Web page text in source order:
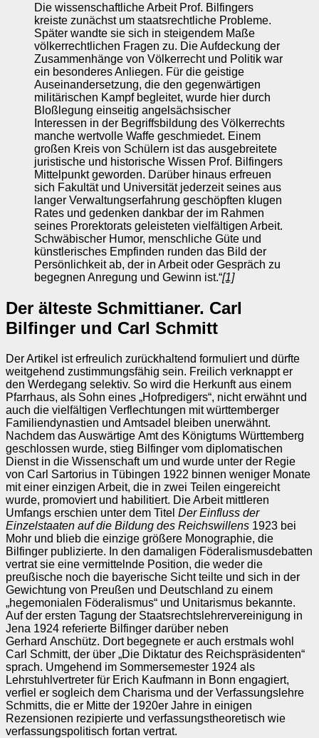
Die wissenschaftliche Arbeit Prof. Bilfingers
kreiste zunächst um staatsrechtliche Probleme.
Später wandte sie sich in steigendem Maße
völkerrechtlichen Fragen zu. Die Aufdeckung der
Zusammenhänge von Völkerrecht und Politik war
ein besonderes Anliegen. Für die geistige
Auseinandersetzung, die den gegenwärtigen
militärischen Kampf begleitet, wurde hier durch
Bloßlegung einseitig angelsächsischer
Interessen in der Begriffsbildung des Völkerrechts
manche wertvolle Waffe geschmiedet. Einem
großen Kreis von Schülern ist das ausgebreitete
juristische und historische Wissen Prof. Bilfingers
Mittelpunkt geworden. Darüber hinaus erfreuen
sich Fakultät und Universität jederzeit seines aus
langer Verwaltungserfahrung geschöpften klugen
Rates und gedenken dankbar der im Rahmen
seines Prorektorats geleisteten vielfältigen Arbeit.
Schwäbischer Humor, menschliche Güte und
künstlerisches Empfinden runden das Bild der
Persönlichkeit ab, der in Arbeit oder Gespräch zu
begegnen Anregung und Gewinn ist.“[1]
Der älteste Schmittianer. Carl
Bilfinger und Carl Schmitt
Der Artikel ist erfreulich zurückhaltend formuliert und dürfte
weitgehend zustimmungsfähig sein. Freilich verknappt er
den Werdegang selektiv. So wird die Herkunft aus einem
Pfarrhaus, als Sohn eines „Hofpredigers“, nicht erwähnt und
auch die vielfältigen Verflechtungen mit württemberger
Familiendynastien und Amtsadel bleiben unerwähnt.
Nachdem das Auswärtige Amt des Königtums Württemberg
geschlossen wurde, stieg Bilfinger vom diplomatischen
Dienst in die Wissenschaft um und wurde unter der Regie
von Carl Sartorius in Tübingen 1922 binnen weniger Monate
mit einer einzigen Arbeit, die in zwei Teilen eingereicht
wurde, promoviert und habilitiert. Die Arbeit mittleren
Umfangs erschien unter dem Titel Der Einfluss der
Einzelstaaten auf die Bildung des Reichswillens 1923 bei
Mohr und blieb die einzige größere Monographie, die
Bilfinger publizierte. In den damaligen Föderalismusdebatten
vertrat sie eine vermittelnde Position, die weder die
preußische noch die bayerische Sicht teilte und sich in der
Gewichtung von Preußen und Deutschland zu einem
„hegemonialen Föderalismus“ und Unitarismus bekannte.
Auf der ersten Tagung der Staatsrechtslehrervereinigung in
Jena 1924 referierte Bilfinger darüber neben
Gerhard Anschütz. Dort begegnete er auch erstmals wohl
Carl Schmitt, der über „Die Diktatur des Reichspräsidenten“
sprach. Umgehend im Sommersemester 1924 als
Lehrstuhlvertreter für Erich Kaufmann in Bonn engagiert,
verfiel er sogleich dem Charisma und der Verfassungslehre
Schmitts, die er Mitte der 1920er Jahre in einigen
Rezensionen rezipierte und verfassungstheoretisch wie
verfassungspolitisch fortan vertrat.